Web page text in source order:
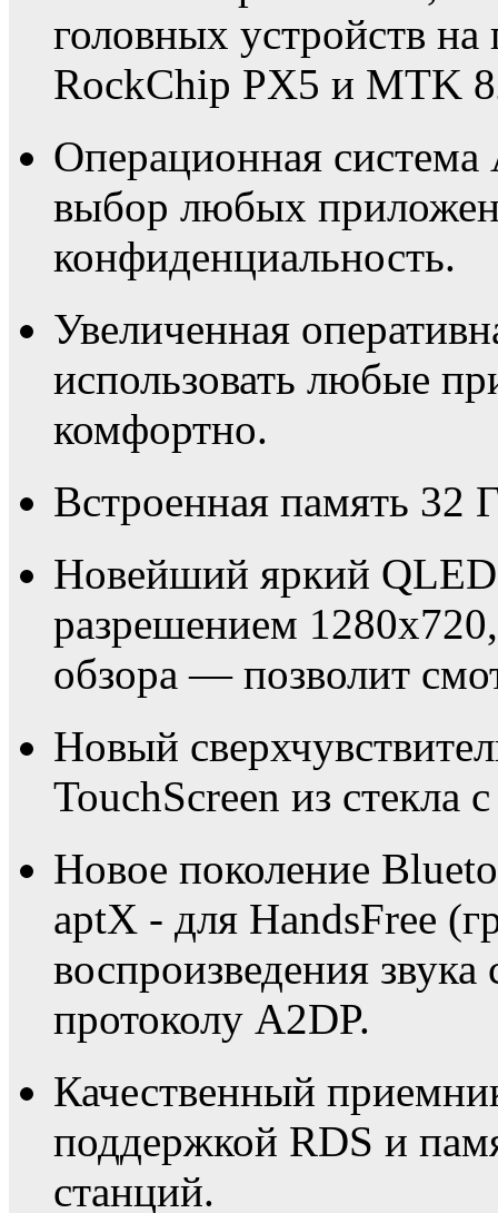
головных устройств
RockChip PX5 и MTK
Операционная
выбор любых
конфиденциальность.
Увеличенная
использовать любые
комфортно.
Встроенная память 32
Новейший яркий
разрешением
обзора — позволит
Новый
TouchScreen из стекла
Новое поколение
aptX - для HandsFree
воспроизведения
протоколу A2DP.
Качественный
поддержкой RDS и
станций.